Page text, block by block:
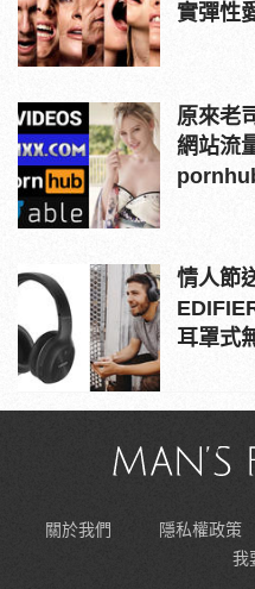
實彈性
原來老
網站流
情人節
耳罩式
關於我們 隱私權政策
我